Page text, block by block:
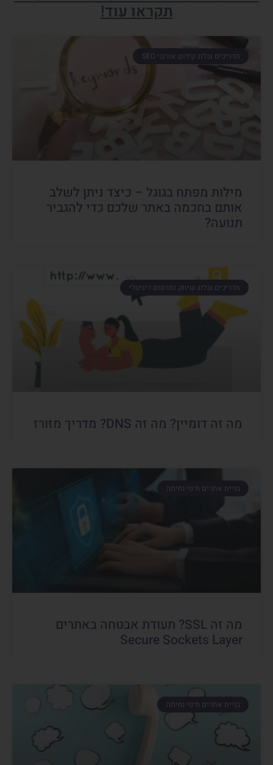
תקראו עוד!
מדריכים ובלוג קידום אורגני SEO
מילות מפתח בגוגל – כיצד ניתן לשלב
אותם בחכמה באתר שלכם כדי להגביר
תנועה?
מדריכים ובלוג שיווק ופרסום דיגיטלי
מה זה דומיין? מה זה DNS? מדריך מזורז
בניית אתרים ודפי נחיתה
מה זה SSL? תעודת אבטחה באתרים
Secure Sockets Layer
בניית אתרים ודפי נחיתה